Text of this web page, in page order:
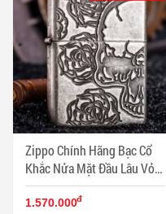
Zippo Chính Hãng Bạc Cổ
Khắc Nửa Mặt Đầu Lâu Vỏ
Dày - Mã SP: ZPC1285
1.570.000đ